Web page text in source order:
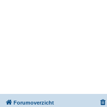
Forumoverzicht